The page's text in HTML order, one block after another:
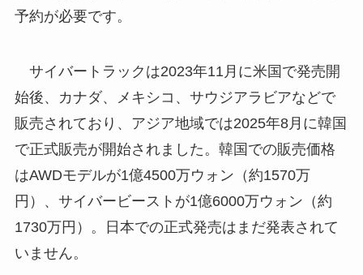
予約が必要です。
サイバートラックは2023年11月に米国で発売開
始後、カナダ、メキシコ、サウジアラビアなどで
販売されており、アジア地域では2025年8月に韓国
で正式販売が開始されました。韓国での販売価格
はAWDモデルが1億4500万ウォン（約1570万
円）、サイバービーストが1億6000万ウォン（約
1730万円）。日本での正式発売はまだ発表されて
いません。